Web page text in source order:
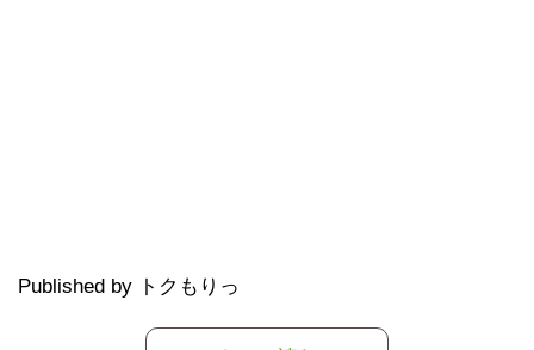
Published by トクもりっ